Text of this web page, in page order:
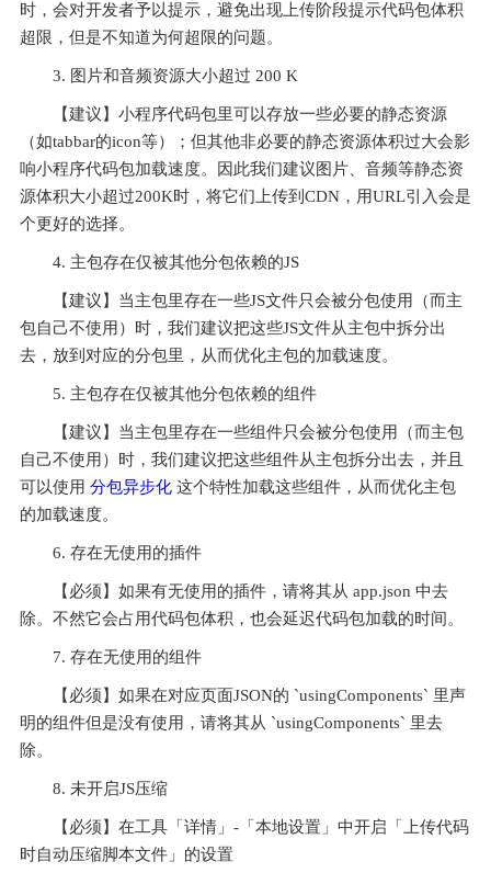
时，会对开发者予以提示，避免出现上传阶段提示代码包体积
超限，但是不知道为何超限的问题。
3. 图片和音频资源大小超过 200 K
【建议】小程序代码包里可以存放一些必要的静态资源
（如tabbar的icon等）；但其他非必要的静态资源体积过大会影
响小程序代码包加载速度。因此我们建议图片、音频等静态资
源体积大小超过200K时，将它们上传到CDN，用URL引入会是
个更好的选择。
4. 主包存在仅被其他分包依赖的JS
【建议】当主包里存在一些JS文件只会被分包使用（而主
包自己不使用）时，我们建议把这些JS文件从主包中拆分出
去，放到对应的分包里，从而优化主包的加载速度。
5. 主包存在仅被其他分包依赖的组件
【建议】当主包里存在一些组件只会被分包使用（而主包
自己不使用）时，我们建议把这些组件从主包拆分出去，并且
可以使用 分包异步化 这个特性加载这些组件，从而优化主包
的加载速度。
6. 存在无使用的插件
【必须】如果有无使用的插件，请将其从 app.json 中去
除。不然它会占用代码包体积，也会延迟代码包加载的时间。
7. 存在无使用的组件
【必须】如果在对应页面JSON的 `usingComponents` 里声
明的组件但是没有使用，请将其从 `usingComponents` 里去
除。
8. 未开启JS压缩
【必须】在工具「详情」-「本地设置」中开启「上传代码
时自动压缩脚本文件」的设置